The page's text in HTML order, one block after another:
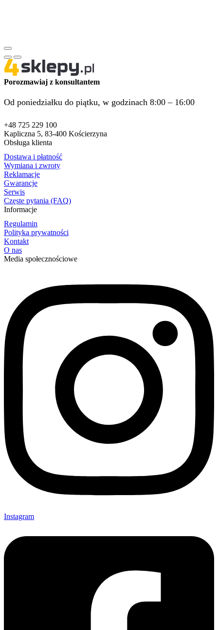
Porozmawiaj z konsultantem
Od poniedziałku do piątku, w godzinach 8:00 – 16:00
+48 725 229 100
Kapliczna 5, 83-400 Kościerzyna
Obsługa klienta
Dostawa i płatność
Wymiana i zwroty
Reklamacje
Gwarancje
Serwis
Częste pytania (FAQ)
Informacje
Regulamin
Polityka prywatności
Kontakt
O nas
Media społecznościowe
Instagram